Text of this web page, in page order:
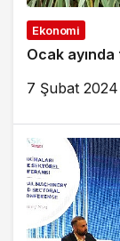
Ekonomi
Ocak
7 Şubat